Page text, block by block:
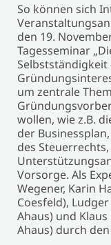
So können sich
den 19.
Tagesseminar
Selbstständigkeit
um zentrale
wollen, wie z.B.
der
des
Vorsorge. Als
Wegener, Karin
Coesfeld),
Ahaus) und
Ahaus) durch